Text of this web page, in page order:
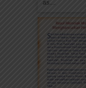
as....